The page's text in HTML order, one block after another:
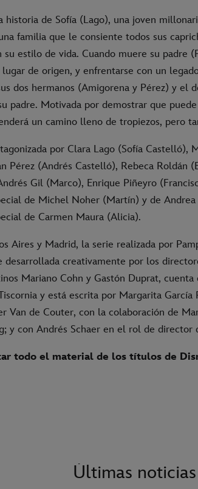
historia de Sofía (Lago), una joven
familia que le consiente todos sus
su estilo de vida. Cuando muere su padre
lugar de origen, y enfrentarse con un
dos hermanos (Amigorena y Pérez) y el
padre. Motivada por demostrar que
un camino lleno de tropiezos, pero
por Clara Lago (Sofía Castelló),
Pérez (Andrés Castelló), Rebeca Roldán
Gil (Marco), Enrique Piñeyro
de Michel Noher (Martín) y de
de Carmen Maura (Alicia).
Aires y Madrid, la serie realizada por
desarrollada creativamente por los
Mariano Cohn y Gastón Duprat,
y está escrita por Margarita García
Van de Couter, con la colaboración de
y con Andrés Schaer en el rol de director
todo el material de los títulos de
Últimas noticias